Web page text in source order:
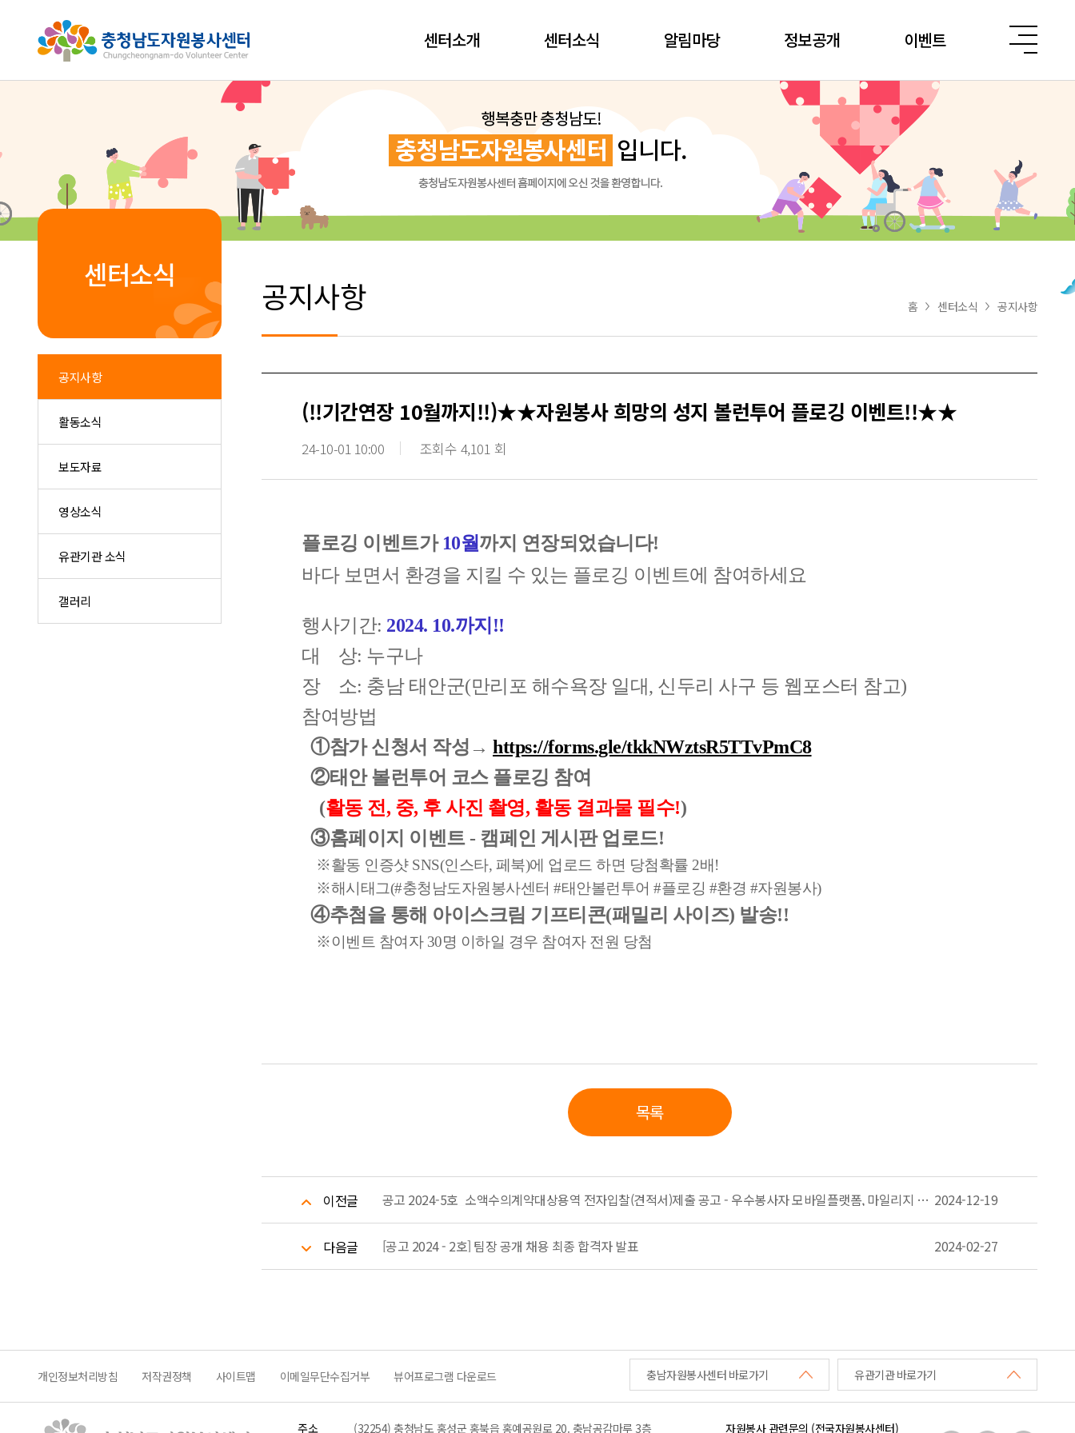
센터소개 센터소식 알림마당 정보공개 이벤트
센터소식
공지사항
활동소식
보도자료
영상소식
유관기관 소식
갤러리
공지사항 홈 센터소식 공지사항
(!!기간연장 10월까지!!)★★자원봉사 희망의 성지 볼런투어 플로깅 이벤트!!★★
24-10-01 10:00 조회수 4,101 회
플로깅 이벤트가 10월까지 연장되었습니다!
바다 보면서 환경을 지킬 수 있는 플로깅 이벤트에 참여하세​요
행사기간: 2024. 10.까지!!
대 상: 누구나
장 소: 충남 태안군(만리포 해수욕장 일대, 신두리 사구 등 웹포스터 참고)
참여방법
①참가 신청서 작성→ https://forms.gle/tkkNWztsR5TTvPmC8
②태안 볼런투어 코스 플로깅 참여
(활동 전, 중, 후 사진 촬영, 활동 결과물 필수!)
③홈페이지 이벤트 - 캠페인 게시판 업로드!
※활동 인증샷 SNS(인스타, 페북)에 업로드 하면 당첨확률 2배!
※해시태그(#충청남도자원봉사센터 #태안볼런투어 #플로깅 #환경 #자원봉사)
④추첨을 통해 아이스크림 기프티콘(패밀리 사이즈) 발송!!
※이벤트 참여자 30명 이하일 경우 참여자 전원 당첨
목록
이전글 공고 2024-5호_소액수의계약대상용역 전자입찰(견적서)제출 공고 - 우수봉사자 모바일플랫폼, 마일리지 통합관리시스템 유지보수 2024-12-19
다음글 [공고 2024 - 2호] 팀장 공개 채용 최종 합격자 발표 2024-02-27
개인정보처리방침 저작권정책 사이트맵 이메일무단수집거부 뷰어프로그램 다운로드 충남자원봉사센터 바로가기 유관기관 바로가기
주소 (32254) 충청남도 홍성군 홍북읍 홍예공원로 20. 충남공감마루 3층 자원봉사 관련문의 (전국자원봉사센터)